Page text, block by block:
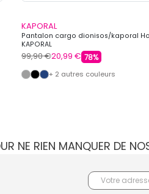
KAPORAL
Pantalon cargo dionisos/kaporal
KAPORAL
99,90 €20,99 € 78%
+ 2 autres couleurs
NE RIEN MANQUER DE